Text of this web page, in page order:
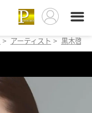
> アーティスト > 黒木啓司